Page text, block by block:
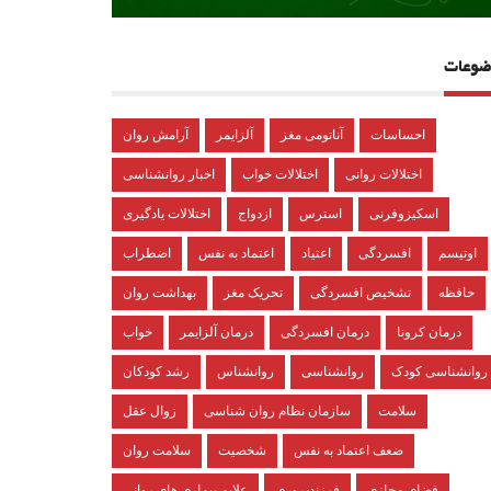
آرامش روان آلزایمر آناتومی مغز احساسات
اخبار روانشناسی اختلالات خواب اختلالات روانی
اختلالات یادگیری ازدواج استرس اسکیزوفرنی
اضطراب اعتماد به نفس اعتیاد افسردگی اوتیسم
بهداشت روان تحریک مغز تشخیص افسردگی حافظه
خواب درمان آلزایمر درمان افسردگی درمان کرونا
رشد کودکان روانشناس روانشناسی روانشناسی کودک
زوال عقل سازمان نظام روان شناسی سلامت
سلامت روان شخصیت ضعف اعتماد به نفس